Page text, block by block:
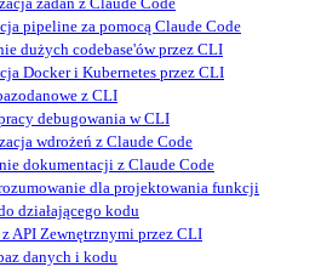
pipeline za pomocą Claude Code
dużych codebase'ów przez CLI
Docker i Kubernetes przez CLI
z CLI
debugowania w CLI
wdrożeń z Claude Code
dokumentacji z Claude Code
dla projektowania funkcji
działającego kodu
API Zewnętrznymi przez CLI
danych i kodu